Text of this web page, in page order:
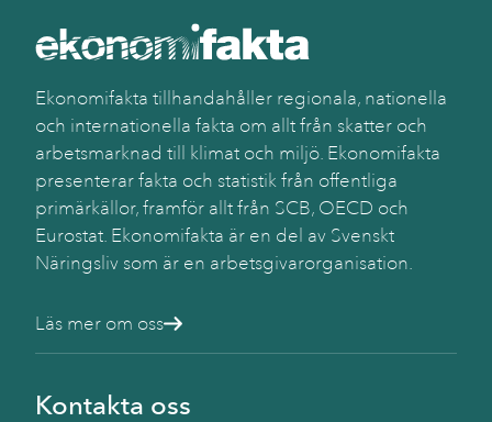
Ekonomifakta tillhandahåller regionala, nationella
och internationella fakta om allt från skatter och
arbetsmarknad till klimat och miljö. Ekonomifakta
presenterar fakta och statistik från offentliga
primärkällor, framför allt från SCB, OECD och
Eurostat. Ekonomifakta är en del av Svenskt
Näringsliv som är en arbetsgivarorganisation.
Läs mer om oss
Kontakta oss